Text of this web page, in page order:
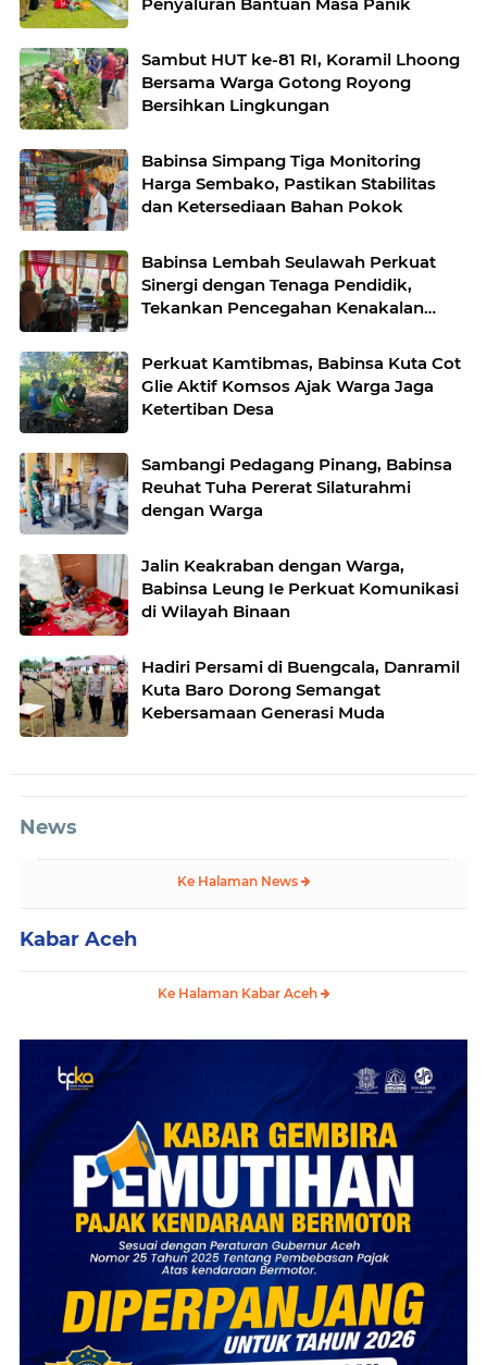
Sambut HUT ke-81 RI, Koramil Lhoong
Bersama Warga Gotong Royong
Bersihkan Lingkungan
Babinsa Simpang Tiga Monitoring
Harga Sembako, Pastikan Stabilitas
dan Ketersediaan Bahan Pokok
Babinsa Lembah Seulawah Perkuat
Sinergi dengan Tenaga Pendidik,
Tekankan Pencegahan Kenakalan
Perkuat Kamtibmas, Babinsa Kuta Cot
Glie Aktif Komsos Ajak Warga Jaga
Ketertiban Desa
Sambangi Pedagang Pinang, Babinsa
Reuhat Tuha Pererat Silaturahmi
dengan Warga
Jalin Keakraban dengan Warga,
Babinsa Leung Ie Perkuat Komunikasi
di Wilayah Binaan
Hadiri Persami di Buengcala, Danramil
Kuta Baro Dorong Semangat
Kebersamaan Generasi Muda
News
Ke Halaman News
Kabar Aceh
Ke Halaman Kabar Aceh